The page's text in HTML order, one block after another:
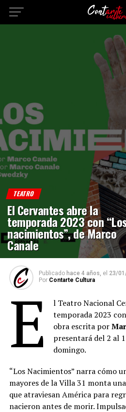
TEATRO
El Cervantes abre la
temporada 2023 con
nacimientos”, de Marco
Canale
Publicado hace 4 años, el 23/
Por Contarte Cultura
E
l Teatro Nacional
temporada 2023
obra escrita por
presentará del 2 al
domingo.
“Los Nacimientos” narra cómo
mayores de la Villa 31 monta
que atraviesan América para
nacieron antes de morir.